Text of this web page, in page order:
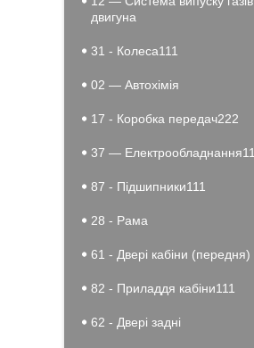
двигуна
31 - Колеса111
02 — Автохімія
17 - Коробка передач222
37 — Електрообладнання11
87 - Підшипники111
28 - Рама
61 - Двері кабіни (передня)
82 - Приладдя кабіни111
62 - Двері задні